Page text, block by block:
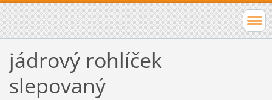
jádrový rohlíček
slepovaný